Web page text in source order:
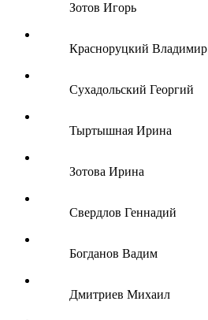
Зотов Игорь
Красноруцкий Владимир
Сухадольский Георгий
Тыртышная Ирина
Зотова Ирина
Свердлов Геннадий
Богданов Вадим
Дмитриев Михаил